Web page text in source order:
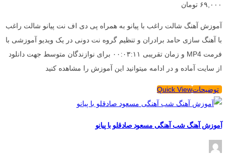
۶۹,۰۰۰ تومان
آموزش آهنگ شالت راغب با پیانو به همراه پی دی اف نت پیانو شالت راغب
با آهنگ سازی حامد برادران و تنظیم گروه نت دونی در یک ویدیو آموزشی با
فرمت MP4 و زمان تقریبی ۰۰:۰۳:۱۱ برای نوازندگان متوسط جهت دانلود
از سایت آماده و در ادامه میتوانید این آموزش را مشاهده کنید
توضیحاتQuick View
آموزش آهنگ شب آهنگی مسعود صادقلو با پیانو